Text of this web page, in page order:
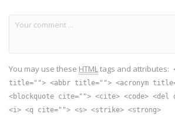
You may use these HTMLtags and attributes:
title=""> <abbr title=""> <acronym
<blockquote cite=""> <cite> <code> <del
<i> <q cite=""> <s> <strike> <strong>